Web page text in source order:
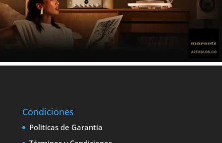
Condiciones
Políticas de Garantía